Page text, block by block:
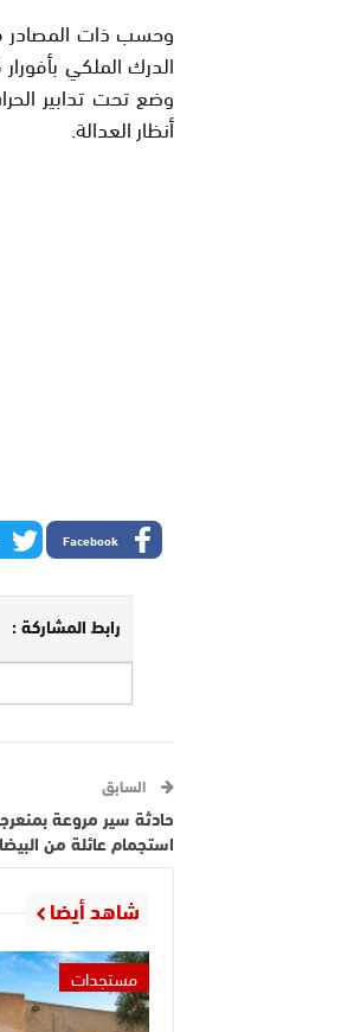
وحسب ذات المصادر
الدرك الملكي
وضع تحت تدابير
أنظار العدالة.
Facebook
رابط المشاركة :
السابق
حادثة سير مروعة
استجمام عائلة من
شاهد أيضا
مستجدات